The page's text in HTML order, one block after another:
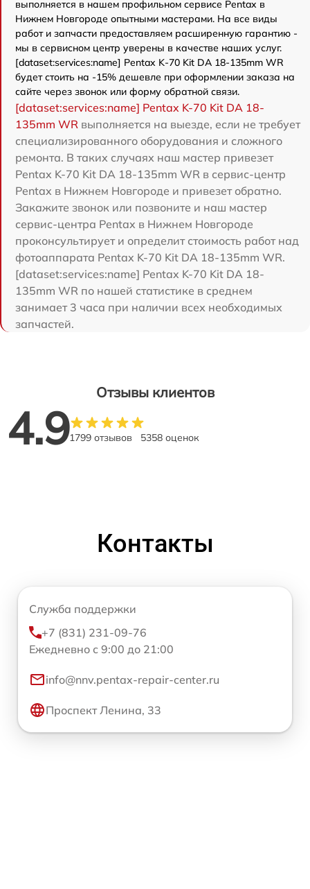
выполняется в нашем профильном сервисе Pentax в
Нижнем Новгороде опытными мастерами. На все виды
работ и запчасти предоставляем расширенную гарантию -
мы в сервисном центр уверены в качестве наших услуг.
[dataset:services:name] Pentax K-70 Kit DA 18-135mm WR
будет стоить на -15% дешевле при оформлении заказа на
сайте через звонок или форму обратной связи.
[dataset:services:name] Pentax K-70 Kit DA 18-
135mm WR выполняется на выезде, если не требует
специализированного оборудования и сложного
ремонта. В таких случаях наш мастер привезет
Pentax K-70 Kit DA 18-135mm WR в сервис-центр
Pentax в Нижнем Новгороде и привезет обратно.
Закажите звонок или позвоните и наш мастер
сервис-центра Pentax в Нижнем Новгороде
проконсультирует и определит стоимость работ над
фотоаппарата Pentax K-70 Kit DA 18-135mm WR.
[dataset:services:name] Pentax K-70 Kit DA 18-
135mm WR по нашей статистике в среднем
занимает 3 часа при наличии всех необходимых
запчастей.
Отзывы клиентов
4.91799 отзывов 5358 оценок
Контакты
Служба поддержки
+7 (831) 231-09-76
Ежедневно с 9:00 до 21:00
info@nnv.pentax-repair-center.ru
Проспект Ленина, 33